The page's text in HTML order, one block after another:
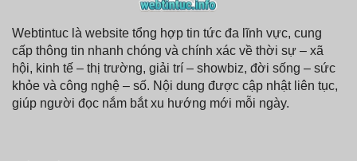
Cá
Webtintuc là website tổng hợp tin tức đa lĩnh vực, cung
cấp thông tin nhanh chóng và chính xác về thời sự – xã
hội, kinh tế – thị trường, giải trí – showbiz, đời sống – sức
khỏe và công nghệ – số. Nội dung được cập nhật liên tục,
giúp người đọc nắm bắt xu hướng mới mỗi ngày.